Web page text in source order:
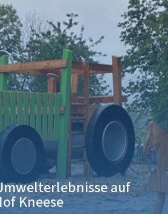
auf
Kneese